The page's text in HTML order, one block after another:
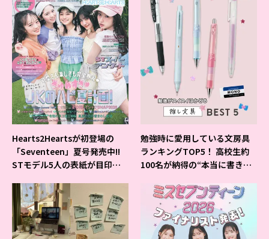
Hearts2Heartsが初登場の
「Seventeen」夏号発売中!!
STモデル5人の表紙が目印だ
勉強時に愛用している文房具
ランキングTOP5！ 高校生約
100名が納得の“本当に書きや